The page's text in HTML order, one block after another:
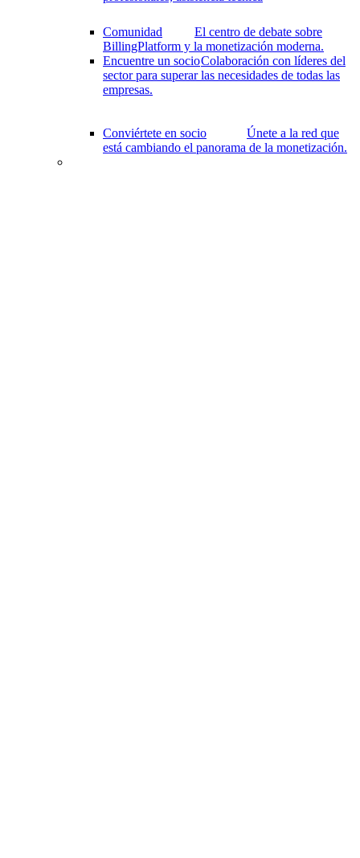
Comunidad
El centro de debate sobre
BillingPlatform y la monetización moderna.
Encuentre un socioColaboración con líderes del
sector para superar las necesidades de todas las
empresas.
Conviértete en socio
Únete a la red que
está cambiando el panorama de la monetización.